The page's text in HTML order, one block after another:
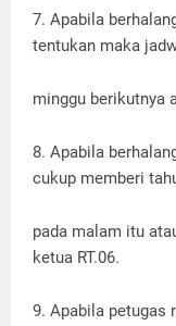
7. Apabila
tentukan maka
minggu berikutnya
8. Apabila
cukup memberi
pada malam itu
ketua RT.06.
9. Apabila petugas